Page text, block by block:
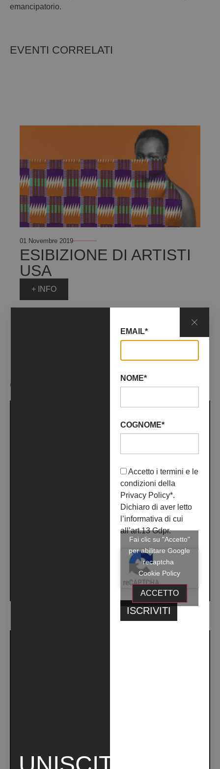
emancipatorio.
EVENTI CORRELATI
01 Novembre 2019
ESIBIZIONE DI ARTISTI
USA
+ INFO
OPERE ARTISTA
EMAIL*
NOME*
COGNOME*
Accetto i termini e le
condizioni della
Privacy Policy*.
Dichiaro di aver letto
l’informativa di cui
all’art.13 Gdpr.
Fai clic su "Accetto"
per abilitare Google
recaptcha
Cookie Policy
ACCETTO